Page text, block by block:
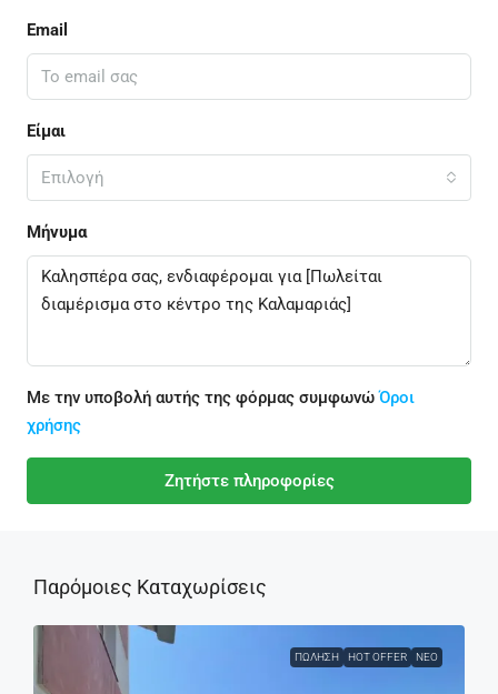
Email
Είμαι
Επιλογή
Μήνυμα
Με την υποβολή αυτής της φόρμας συμφωνώΌροι
χρήσης
Ζητήστε πληροφορίες
Παρόμοιες Καταχωρίσεις
ΠΏΛΗΣΗ HOT OFFER ΝΈΟ